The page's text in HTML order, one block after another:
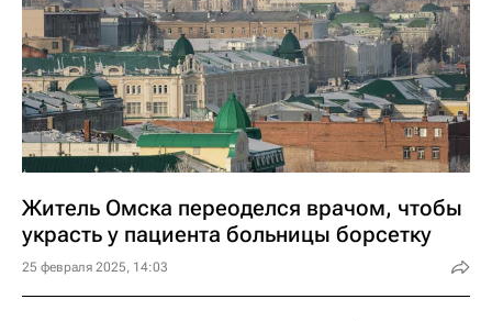
Житель Омска переоделся врачом, чтобы
украсть у пациента больницы борсетку
25 февраля 2025, 14:03